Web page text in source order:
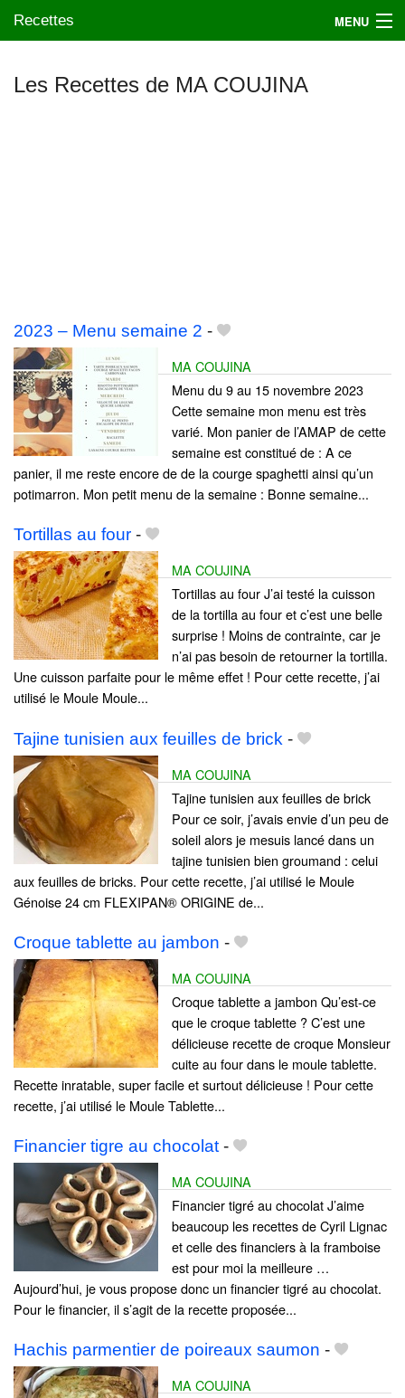
Recettes MENU
Les Recettes de MA COUJINA
2023 – Menu semaine 2 -
MA COUJINA
Menu du 9 au 15 novembre 2023
Cette semaine mon menu est très
varié. Mon panier de l’AMAP de cette
semaine est constitué de : A ce
panier, il me reste encore de de la courge spaghetti ainsi qu’un
potimarron. Mon petit menu de la semaine : Bonne semaine...
Tortillas au four -
MA COUJINA
Tortillas au four J’ai testé la cuisson
de la tortilla au four et c’est une belle
surprise ! Moins de contrainte, car je
n’ai pas besoin de retourner la tortilla.
Une cuisson parfaite pour le même effet ! Pour cette recette, j’ai
utilisé le Moule Moule...
Tajine tunisien aux feuilles de brick -
MA COUJINA
Tajine tunisien aux feuilles de brick
Pour ce soir, j’avais envie d’un peu de
soleil alors je mesuis lancé dans un
tajine tunisien bien groumand : celui
aux feuilles de bricks. Pour cette recette, j’ai utilisé le Moule
Génoise 24 cm FLEXIPAN® ORIGINE de...
Croque tablette au jambon -
MA COUJINA
Croque tablette a jambon Qu’est-ce
que le croque tablette ? C’est une
délicieuse recette de croque Monsieur
cuite au four dans le moule tablette.
Recette inratable, super facile et surtout délicieuse ! Pour cette
recette, j’ai utilisé le Moule Tablette...
Financier tigre au chocolat -
MA COUJINA
Financier tigré au chocolat J’aime
beaucoup les recettes de Cyril Lignac
et celle des financiers à la framboise
est pour moi la meilleure …
Aujourd’hui, je vous propose donc un financier tigré au chocolat.
Pour le financier, il s’agit de la recette proposée...
Hachis parmentier de poireaux saumon -
MA COUJINA